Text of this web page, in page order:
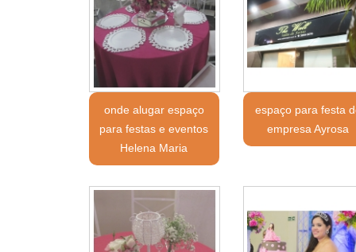
onde alugar espaço
para festas e eventos
Helena Maria
espaço para festa
empresa Ayrosa